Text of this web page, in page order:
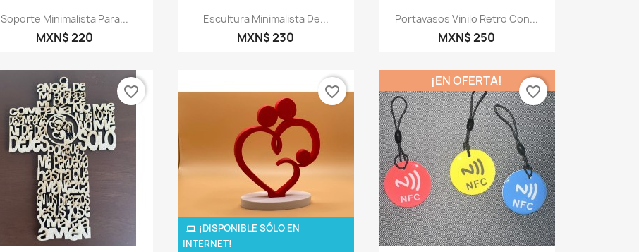
Vista rápida
Soporte Minimalista Para...
MXN$ 220
Vista rápida
Escultura Minimalista De...
MXN$ 230
Vista rápida
Portavasos Vinilo Retro Con...
MXN$ 250
favorite_border
¡DISPONIBLE SÓLO EN
INTERNET!
favorite_border
¡EN OFERTA!
favorite_border